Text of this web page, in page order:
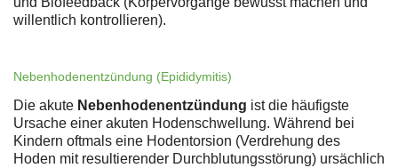
willentlich kontrollieren).
Nebenhodenentzündung (Epididymitis)
Die akute Nebenhodenentzündung ist die häufigste
Ursache einer akuten Hodenschwellung. Während bei
Kindern oftmals eine Hodentorsion (Verdrehung des
Hoden mit resultierender Durchblutungsstörung) ursächlich